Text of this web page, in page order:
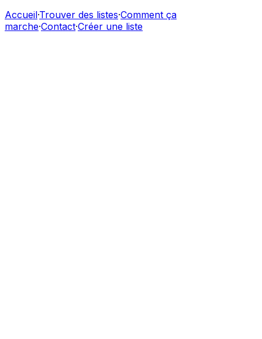
Accueil·Trouver des listes·Comment ça
marche·Contact·Créer une liste